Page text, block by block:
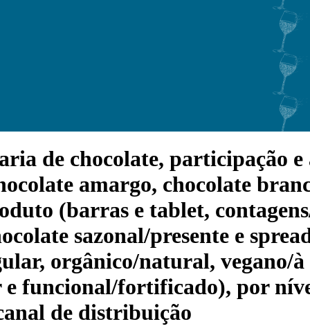
de chocolate, participação
amargo, chocolate
(barras e tablet,
sazonal/presente e
orgânico/natural, vegano/à
funcional/fortificado), por
de distribuição